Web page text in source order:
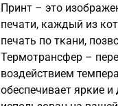
Принт – это
печати, каждый из
печать по ткани,
Термотрансфер –
воздействием
обеспечивает яркие